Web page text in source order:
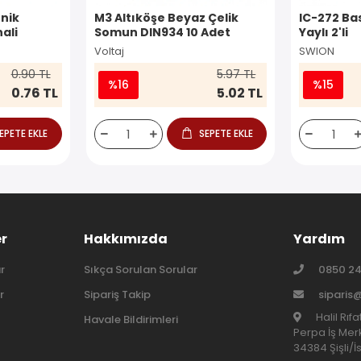
0.90 TL
0.76 TL
EKLE
M3 Altıköşe Beyaz Çelik
Somun DIN934 10 Adet
Voltaj
%16
5.97 TL
5.02 TL
SEPETE EKLE
IC-272
Yaylı 2'li
SWION
%15
Hakkımızda
Sıkça Sorulan Sorular
Sipariş Takip
Havale Bildirimleri
Yardım
0850
Halil
Perpa İş
34384 Şişli/